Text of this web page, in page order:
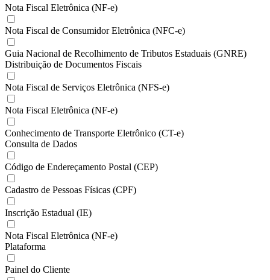
Nota Fiscal Eletrônica (NF-e)
Nota Fiscal de Consumidor Eletrônica (NFC-e)
Guia Nacional de Recolhimento de Tributos Estaduais (GNRE)
Distribuição de Documentos Fiscais
Nota Fiscal de Serviços Eletrônica (NFS-e)
Nota Fiscal Eletrônica (NF-e)
Conhecimento de Transporte Eletrônico (CT-e)
Consulta de Dados
Código de Endereçamento Postal (CEP)
Cadastro de Pessoas Físicas (CPF)
Inscrição Estadual (IE)
Nota Fiscal Eletrônica (NF-e)
Plataforma
Painel do Cliente